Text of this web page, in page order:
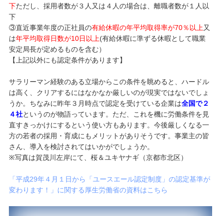
下ただし、採用者数が３人又は４人の場合は、離職者数が１人以
下
③直近事業年度の正社員の有給休暇の年平均取得率が70％以上又
は年平均取得日数が10日以上(有給休暇に準ずる休暇として職業
安定局長が定めるものを含む）
【上記以外にも認定条件があります】
サラリーマン経験のある立場からこの条件を眺めると、ハードル
は高く、クリアするにはなかなか厳しいのが現実ではないでしょ
うか。ちなみに昨年３月時点で認定を受けている企業は全国で２
４社というのが物語っています。ただ、これを機に労働条件を見
直すきっかけにするという使い方もあります。今後厳しくなる一
方の若者の採用・育成にもメリットがありそうです。事業主の皆
さん、導入を検討されてはいかがでしょうか。
※写真は賀茂川左岸にて、桜＆ユキヤナギ（京都市北区）
「平成29年４月１日から「ユースエール認定制度」の認定基準が
変わります！」に関する厚生労働省の資料はこちら